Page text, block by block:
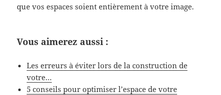
que vos espaces soient entièrement à votre image.
Vous aimerez aussi :
Les erreurs à éviter lors de la construction de
votre…
5 conseils pour optimiser l’espace de votre